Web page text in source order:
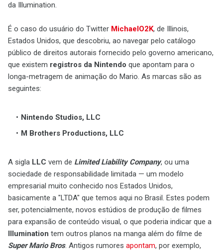
da Illumination.
É o caso do usuário do Twitter MichaelO2K, de Illinois,
Estados Unidos, que descobriu, ao navegar pelo catálogo
público de direitos autorais fornecido pelo governo americano,
que existem registros da Nintendo que apontam para o
longa-metragem de animação do Mario. As marcas são as
seguintes:
Nintendo Studios, LLC
M Brothers Productions, LLC
A sigla LLC vem de Limited Liability Company, ou uma
sociedade de responsabilidade limitada — um modelo
empresarial muito conhecido nos Estados Unidos,
basicamente a "LTDA" que temos aqui no Brasil. Estes podem
ser, potencialmente, novos estúdios de produção de filmes
para expansão de conteúdo visual, o que poderia indicar que a
Illumination tem outros planos na manga além do filme de
Super Mario Bros. Antigos rumores apontam, por exemplo,